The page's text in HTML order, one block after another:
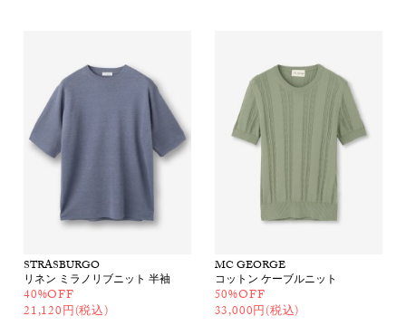
STRASBURGO
リネン ミラノリブニット 半袖
40%OFF
21,120円(税込)
MC GEORGE
コットン ケーブルニット
50%OFF
33,000円(税込)